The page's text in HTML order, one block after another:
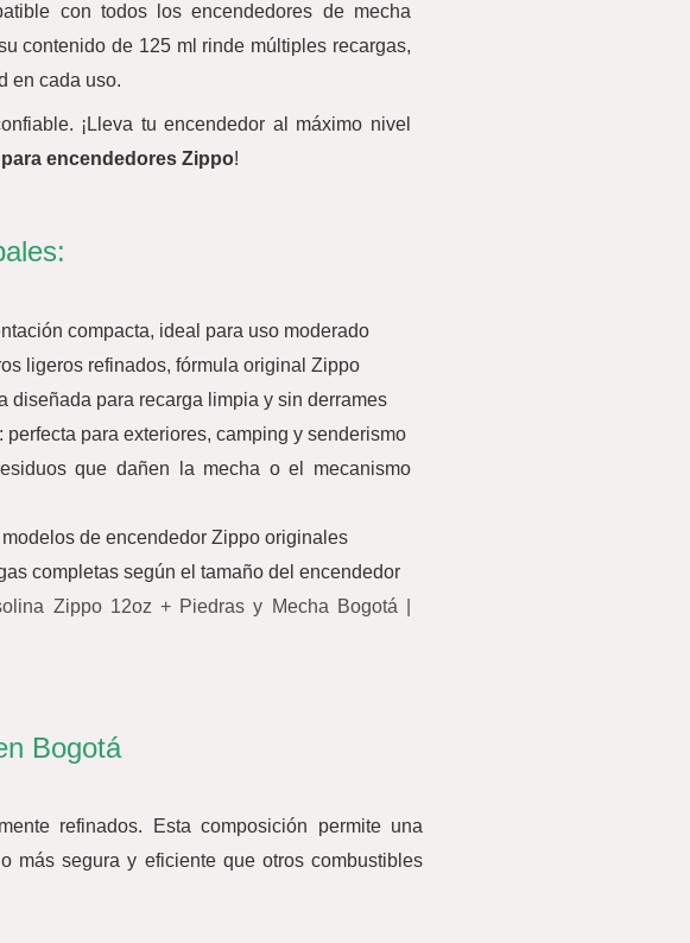
con todos los encendedores de mecha
contenido de 125 ml rinde múltiples recargas,
en cada uso.
¡Lleva tu encendedor al máximo nivel
encendedores Zippo!
compacta, ideal para uso moderado
ligeros refinados, fórmula original Zippo
diseñada para recarga limpia y sin derrames
perfecta para exteriores, camping y senderismo
que dañen la mecha o el mecanismo
de encendedor Zippo originales
completas según el tamaño del encendedor
Zippo 12oz + Piedras y Mecha Bogotá |
Bogotá
refinados. Esta composición permite una
más segura y eficiente que otros combustibles